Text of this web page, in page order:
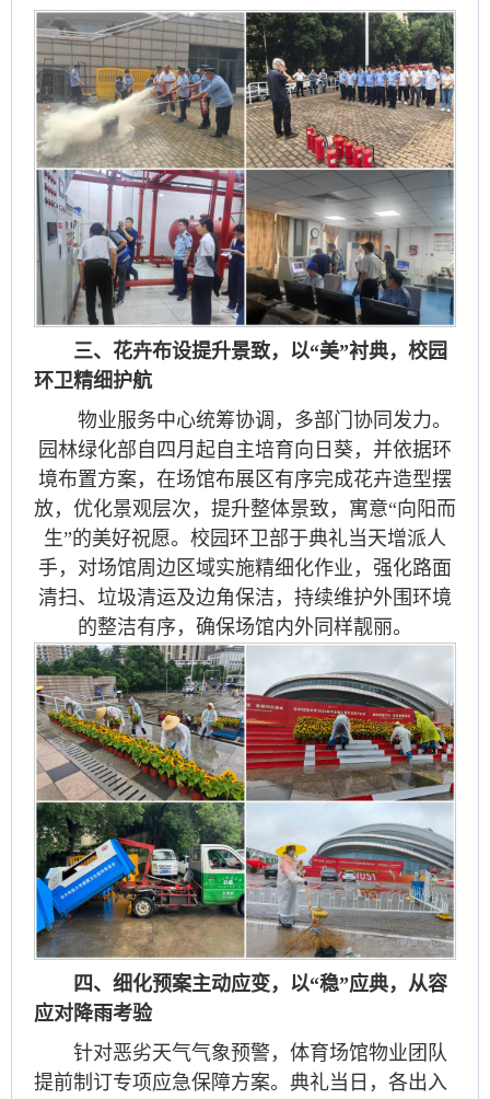
三、花卉布设提升景致，以“美”衬典，校园
环卫精细护航
物业服务中心统筹协调，多部门协同发力。
园林绿化部自四月起自主培育向日葵，并依据环
境布置方案，在场馆布展区有序完成花卉造型摆
放，优化景观层次，提升整体景致，寓意“向阳而
生”的美好祝愿。校园环卫部于典礼当天增派人
手，对场馆周边区域实施精细化作业，强化路面
清扫、垃圾清运及边角保洁，持续维护外围环境
的整洁有序，确保场馆内外同样靓丽。
四、细化预案主动应变，以“稳”应典，从容
应对降雨考验
针对恶劣天气气象预警，体育场馆物业团队
提前制订专项应急保障方案。典礼当日，各出入